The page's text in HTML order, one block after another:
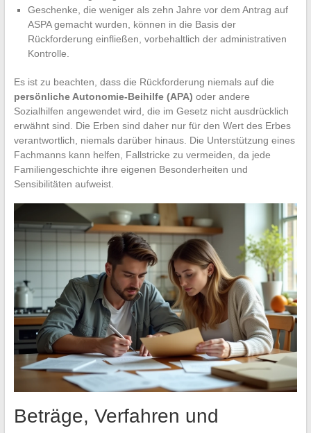
Geschenke, die weniger als zehn Jahre vor dem Antrag auf
ASPA gemacht wurden, können in die Basis der
Rückforderung einfließen, vorbehaltlich der administrativen
Kontrolle.
Es ist zu beachten, dass die Rückforderung niemals auf die
persönliche Autonomie-Beihilfe (APA) oder andere
Sozialhilfen angewendet wird, die im Gesetz nicht ausdrücklich
erwähnt sind. Die Erben sind daher nur für den Wert des Erbes
verantwortlich, niemals darüber hinaus. Die Unterstützung eines
Fachmanns kann helfen, Fallstricke zu vermeiden, da jede
Familiengeschichte ihre eigenen Besonderheiten und
Sensibilitäten aufweist.
Beträge, Verfahren und